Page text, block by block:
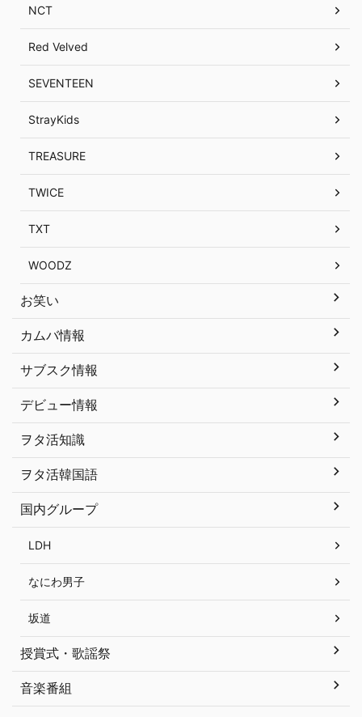
NCT
Red Velved
SEVENTEEN
StrayKids
TREASURE
TWICE
TXT
WOODZ
お笑い
カムバ情報
サブスク情報
デビュー情報
ヲタ活知識
ヲタ活韓国語
国内グループ
LDH
なにわ男子
坂道
授賞式・歌謡祭
音楽番組